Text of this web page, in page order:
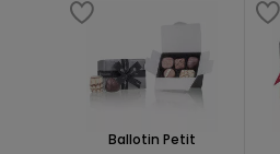
Ballotin Petit